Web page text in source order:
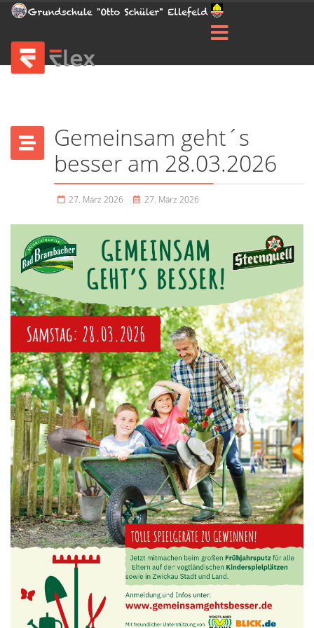
Gemeinsam geht´s
besser am 28.03.2026
27. März 2026 27. März 2026